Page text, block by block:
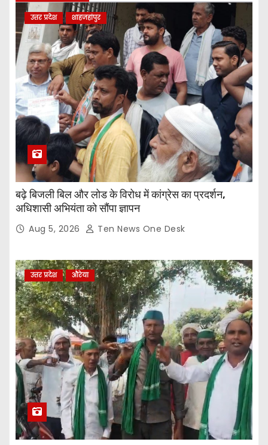
उत्तर प्रदेश शाहजहांपुर
बढ़े बिजली बिल और लोड के विरोध में कांग्रेस का प्रदर्शन,
अधिशासी अभियंता को सौंपा ज्ञापन
Aug 5, 2026 Ten News One Desk
उत्तर प्रदेश औरेया